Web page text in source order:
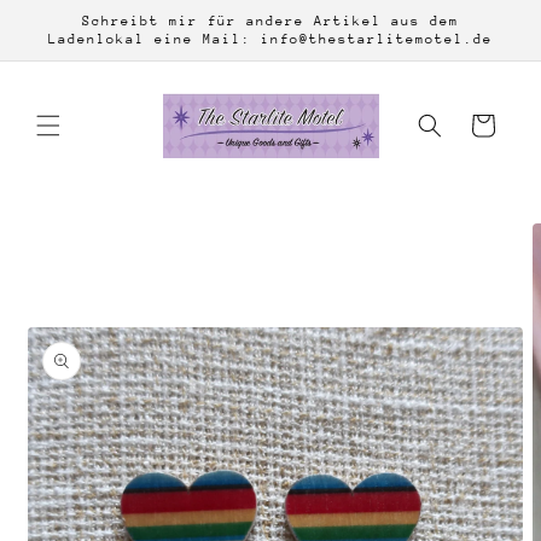
Inhalt
Schreibt mir für andere Artikel aus dem
Ladenlokal eine Mail: info@thestarlitemotel.de
Warenkorb